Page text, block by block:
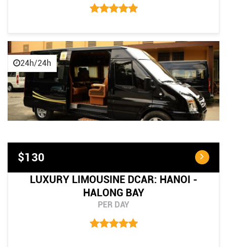
24h/24h
$130
LUXURY LIMOUSINE DCAR: HANOI -
HALONG BAY
PER DAY